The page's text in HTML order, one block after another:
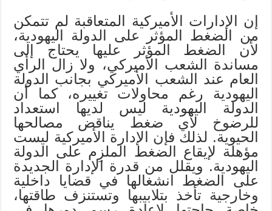
إن الإدارات الأميركية المتعاقبة لم تتمكن
من الضغط المؤثر على الدولة اليهودية،
لأن الضغط المؤثر عليها يحتاج إلى
مساندة الشعب الأميركي، ولا زال الرأي
العام عند الشعب الأميركي بجانب الدولة
اليهودية رغم محاولات تغييره، كما أن
الدولة اليهودية ليس لديها استعداد
للرضوخ لأي ضغط يناقض مصالحها
الحيوية. لذلك فإن الإدارة الأميركية ليست
مؤهلة لإيقاع الضغط الملزِم على الدولة
اليهودية. ويقلل من قدرة الإدارة الجديدة
على الضغط انشغالها في قضايا داخلية
وخارجية تأخذ بتلابيبها وتستنزف طاقتها،